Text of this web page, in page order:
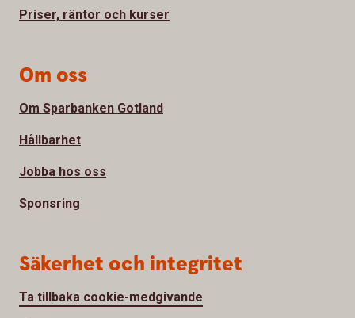
Priser, räntor och kurser
Om oss
Om Sparbanken Gotland
Hållbarhet
Jobba hos oss
Sponsring
Säkerhet och integritet
Ta tillbaka cookie-medgivande